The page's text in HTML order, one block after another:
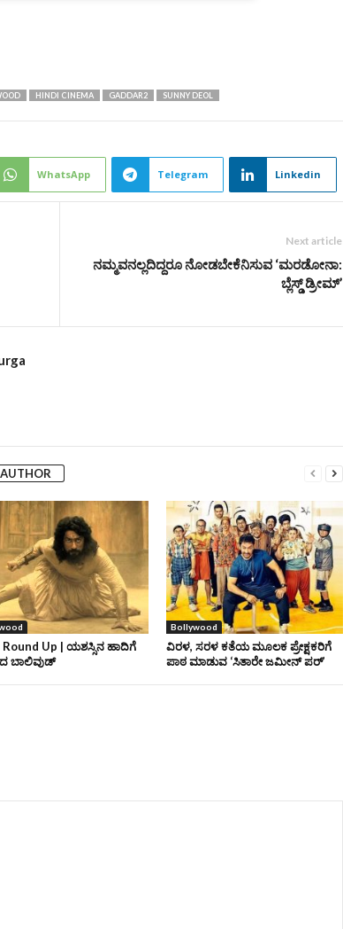
HINDI CINEMA GADDAR2 SUNNY DEOL
WhatsApp Telegram Linkedin
Next article
ನಮ್ಮವನಲ್ಲದಿದ್ದರೂ ನೋಡಬೇಕೆನಿಸುವ ‘ಮರಡೋನಾ:
ಬ್ಲೆಸ್ಡ್ ಡ್ರೀಮ್’
Round Up | ಯಶಸ್ಸಿನ ಹಾದಿಗೆ
ಬಾಲಿವುಡ್‌
Bollywood
ವಿರಳ, ಸರಳ ಕತೆಯ ಮೂಲಕ ಪ್ರೇಕ್ಷಕರಿಗೆ
ಪಾಠ ಮಾಡುವ ‘ಸಿತಾರೇ ಜಮೀನ್‌ ಪರ್’